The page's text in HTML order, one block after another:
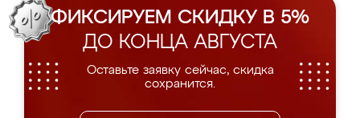
ФИКСИРУЕМ СКИДКУ В 5%
ДО КОНЦА АВГУСТА
Оставьте заявку сейчас, скидка
сохранится.